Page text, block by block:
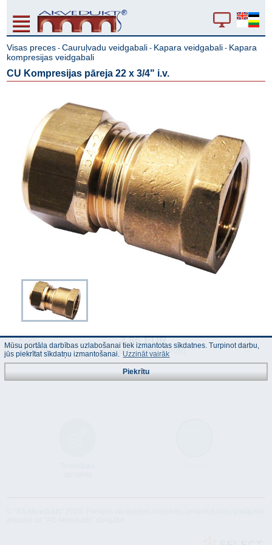
Visas preces -Cauruļvadu veidgabali - Kapara veidgabali - Kapara
kompresijas veidgabali
CU Kompresijas pāreja 22 x 3/4" i.v.
Kods :
288228
3.86 EUR
(Cenas norādītas ar PVN)
Mūsu portāla darbības uzlabošanai tiek izmantotas sīkdatnes. Turpinot darbu,
jūs piekrītat sīkdatņu izmantošanai. Uzzināt vairāk
Piekrītu